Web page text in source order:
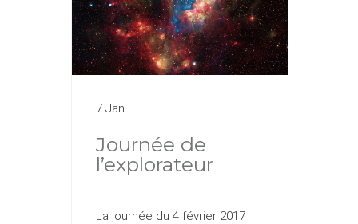
7 Jan
Journée de
l’explorateur
La journée du 4 février 2017